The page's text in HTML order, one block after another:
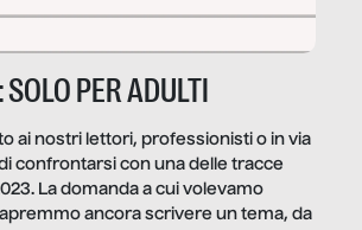
PER ADULTI
ai nostri lettori, professionisti o in via
confrontarsi con una delle tracce
La domanda a cui volevamo
ancora scrivere un tema, da